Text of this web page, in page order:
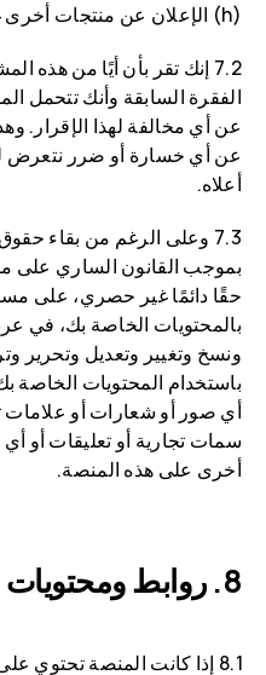
(h) الإعلان عن منتجات أخرى غير منتجات هواوي.
7.2 إنك تقر بأن أيًا من هذه
الفقرة السابقة وأنك تتحمل
عن أي مخالفة لهذا الإقرار.
عن أي خسارة أو ضرر نتعرض له
أعلاه.
7.3 وعلى الرغم من بقاء
بموجب القانون الساري على
حقًا دائمًا غير حصري، على
بالمحتويات الخاصة بك، في
ونسخ وتغيير وتعديل وتحرير
باستخدام المحتويات
أي صور أو شعارات أو علامات
سمات تجارية أو تعليقات أو
أخرى على هذه المنصة.
روابط
8.1 إذا كانت المنصة تحتوي